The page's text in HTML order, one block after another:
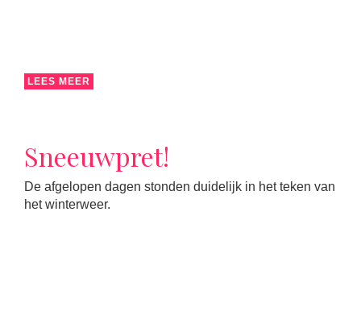
LEES MEER
Sneeuwpret!
De afgelopen dagen stonden duidelijk in het teken van
het winterweer.